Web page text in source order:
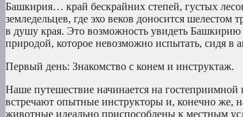
Башкирия… край бескрайних степей, густых
земледельцев, где эхо веков доносится
в душу края. Это возможность увидеть Башкирию
природой, которое невозможно испытать, сидя в
Первый день: Знакомство с конем и инструктаж.
Наше путешествие начинается на
встречают опытные инструкторы и, конечно же,
животные идеально приспособлены к местным